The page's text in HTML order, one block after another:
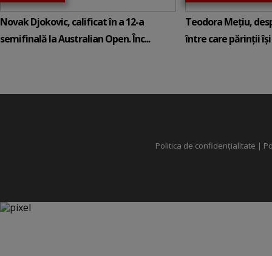
Novak Djokovic, calificat în a 12-a
semifinală la Australian Open. Înc...
Teodora Mețiu,
între care părinții își
Politica de confidențialitate |